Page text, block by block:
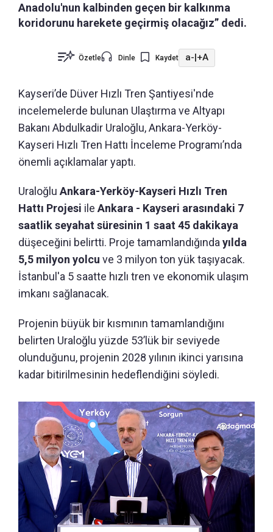
Anadolu'nun kalbinden geçen bir kalkınma
koridorunu harekete geçirmiş olacağız” dedi.
Özetle Dinle Kaydet a- +A
Kayseri’de Düver Hızlı Tren Şantiyesi'nde
incelemelerde bulunan Ulaştırma ve Altyapı
Bakanı Abdulkadir Uraloğlu, Ankara-Yerköy-
Kayseri Hızlı Tren Hattı İnceleme Programı’nda
önemli açıklamalar yaptı.
Uraloğlu Ankara-Yerköy-Kayseri Hızlı Tren
Hattı Projesi ile Ankara - Kayseri arasındaki 7
saatlik seyahat süresinin 1 saat 45 dakikaya
düşeceğini belirtti. Proje tamamlandığında yılda
5,5 milyon yolcu ve 3 milyon ton yük taşıyacak.
İstanbul'a 5 saatte hızlı tren ve ekonomik ulaşım
imkanı sağlanacak.
Projenin büyük bir kısmının tamamlandığını
belirten Uraloğlu yüzde 53’lük bir seviyede
olunduğunu, projenin 2028 yılının ikinci yarısına
kadar bitirilmesinin hedeflendiğini söyledi.